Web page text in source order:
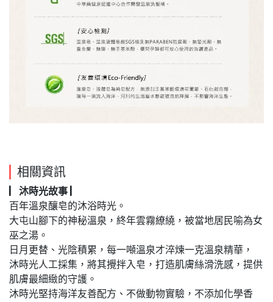
相關資訊
▏沐時光故事 ▏
百年溫泉釀皂的沐浴時光。
大屯山腳下的神秘溫泉，終年雲霧繚繞，被當地居民喻為女
巫之湯。
日月更替、光陰積累，每一噸溫泉才淬煉一克溫泉精華，
沐時光人工採集，將其攪拌入皂，打造肌膚絲滑洗感，提供
肌膚最細緻的守護。
沐時光堅持海洋友善配方、不做動物實驗，不添加化學香